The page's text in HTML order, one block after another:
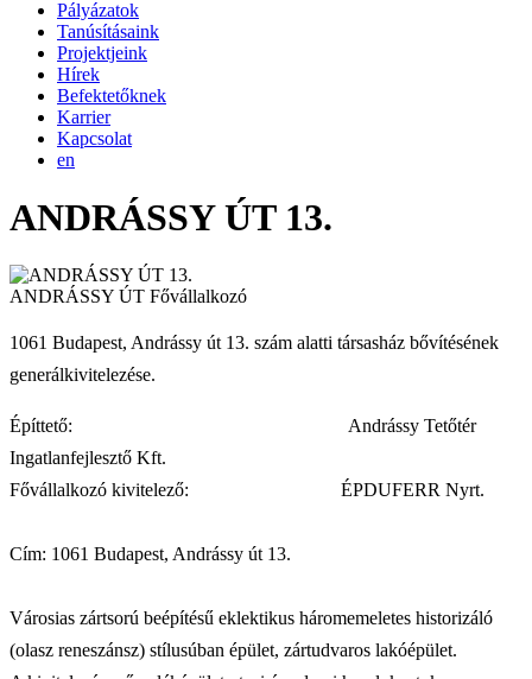
Pályázatok
Tanúsításaink
Projektjeink
Hírek
Befektetőknek
Karrier
Kapcsolat
en
ANDRÁSSY ÚT 13.
ANDRÁSSY ÚT Fővállalkozó
1061 Budapest, Andrássy út 13. szám alatti társasház bővítésének
generálkivitelezése.
Építtető: Andrássy Tetőtér
Ingatlanfejlesztő Kft.
Fővállalkozó kivitelező: ÉPDUFERR Nyrt.
Cím: 1061 Budapest, Andrássy út 13.
Városias zártsorú beépítésű eklektikus háromemeletes historizáló
(olasz reneszánsz) stílusúban épület, zártudvaros lakóépület.